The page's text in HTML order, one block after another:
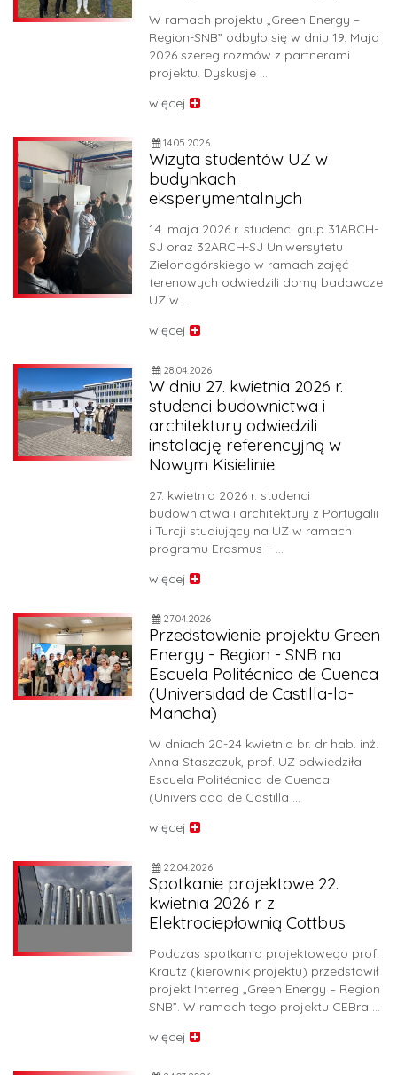
W ramach projektu „Green Energy –
Region-SNB” odbyło się w dniu 19. Maja
2026 szereg rozmów z partnerami
projektu. Dyskusje …
więcej
14.05.2026
Wizyta studentów UZ w
budynkach
eksperymentalnych
14. maja 2026 r. studenci grup 31ARCH-
SJ oraz 32ARCH-SJ Uniwersytetu
Zielonogórskiego w ramach zajęć
terenowych odwiedzili domy badawcze
UZ w …
więcej
28.04.2026
W dniu 27. kwietnia 2026 r.
studenci budownictwa i
architektury odwiedzili
instalację referencyjną w
Nowym Kisielinie.
27. kwietnia 2026 r. studenci
budownictwa i architektury z Portugalii
i Turcji studiujący na UZ w ramach
programu Erasmus + …
więcej
27.04.2026
Przedstawienie projektu Green
Energy - Region - SNB na
Escuela Politécnica de Cuenca
(Universidad de Castilla-la-
Mancha)
W dniach 20-24 kwietnia br. dr hab. inż.
Anna Staszczuk, prof. UZ odwiedziła
Escuela Politécnica de Cuenca
(Universidad de Castilla …
więcej
22.04.2026
Spotkanie projektowe 22.
kwietnia 2026 r. z
Elektrociepłownią Cottbus
Podczas spotkania projektowego prof.
Krautz (kierownik projektu) przedstawił
projekt Interreg „Green Energy – Region
SNB”. W ramach tego projektu CEBra …
więcej